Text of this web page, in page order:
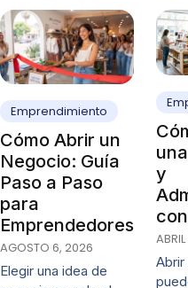
Emprendimiento
Cómo Abrir un
Negocio: Guía
Paso a Paso
para
Emprendedores
AGOSTO 6, 2026
Elegir una idea de
y
Abrir